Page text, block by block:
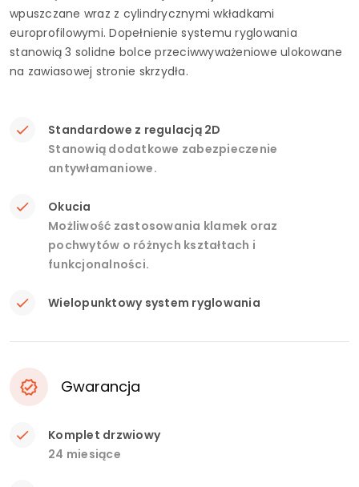
wpuszczane wraz z cylindrycznymi wkładkami
europrofilowymi. Dopełnienie systemu ryglowania
stanowią 3 solidne bolce przeciwwyważeniowe ulokowane
na zawiasowej stronie skrzydła.
Standardowe z regulacją 2D
Stanowią dodatkowe zabezpieczenie
antywłamaniowe.
Okucia
Możliwość zastosowania klamek oraz
pochwytów o różnych kształtach i
funkcjonalności.
Wielopunktowy system ryglowania
Gwarancja
Komplet drzwiowy
24 miesiące